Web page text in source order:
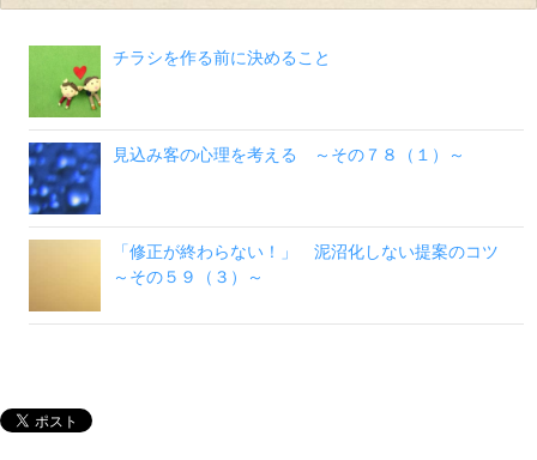
チラシを作る前に決めること
見込み客の心理を考える ～その７８（１）～
「修正が終わらない！」 泥沼化しない提案のコツ
～その５９（３）～